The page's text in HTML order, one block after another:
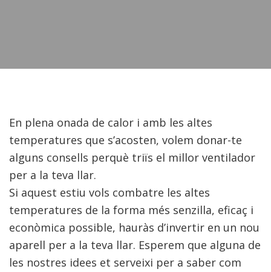
En plena onada de calor i amb les altes
temperatures que s’acosten, volem donar-te
alguns consells perquè triïs el millor ventilador
per a la teva llar.
Si aquest estiu vols combatre les altes
temperatures de la forma més senzilla, eficaç i
econòmica possible, hauràs d’invertir en un nou
aparell per a la teva llar. Esperem que alguna de
les nostres idees et serveixi per a saber com